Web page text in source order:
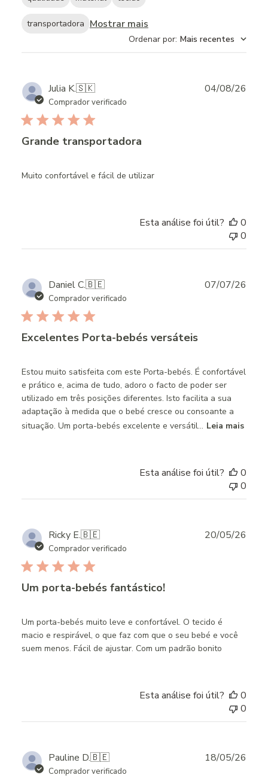
transportadora Mostrar mais
Ordenar por: Mais recentes
Julia K.🇸🇰
Comprador verificado
Grande transportadora
Muito confortável e fácil de utilizar
04/08/26
Esta análise foi útil?
0
0
Daniel C.🇧🇪
Comprador verificado
Excelentes Porta-bebés versáteis
Estou muito satisfeita com este Porta-bebés. É confortável
e prático e, acima de tudo, adoro o facto de poder ser
utilizado em três posições diferentes. Isto facilita a sua
adaptação à medida que o bebé cresce ou consoante a
situação. Um porta-bebés excelente e versátil... Leia mais
07/07/26
Esta análise foi útil?
0
0
Ricky E.🇧🇪
Comprador verificado
Um porta-bebés fantástico!
Um porta-bebés muito leve e confortável. O tecido é
macio e respirável, o que faz com que o seu bebé e você
suem menos. Fácil de ajustar. Com um padrão bonito
20/05/26
Esta análise foi útil?
0
0
Pauline D.🇧🇪
Comprador verificado
18/05/26